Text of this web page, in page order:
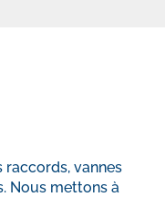
vannes
Nous mettons à